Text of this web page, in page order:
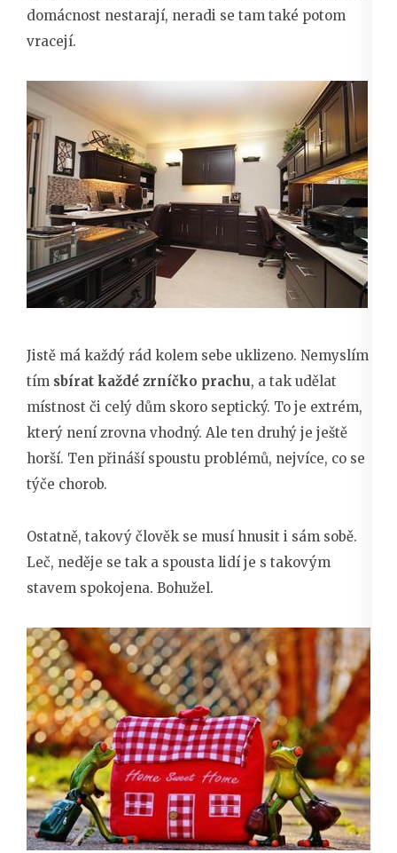
domácnost nestarají, neradi se tam také potom
vracejí.
Jistě má každý rád kolem sebe uklizeno. Nemyslím
tím sbírat každé zrníčko prachu, a tak udělat
místnost či celý dům skoro septický. To je extrém,
který není zrovna vhodný. Ale ten druhý je ještě
horší. Ten přináší spoustu problémů, nejvíce, co se
týče chorob.
Ostatně, takový člověk se musí hnusit i sám sobě.
Leč, neděje se tak a spousta lidí je s takovým
stavem spokojena. Bohužel.